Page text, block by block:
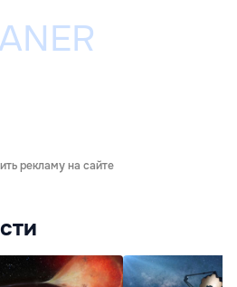
рекламу на сайте